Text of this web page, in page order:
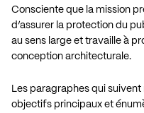
Consciente que la mission
d’assurer la protection du
au sens large et travaille à
conception architecturale.
Les paragraphes qui
objectifs principaux et